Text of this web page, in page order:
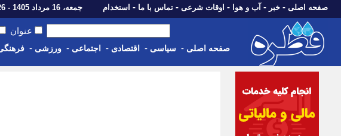
صفحه اصلی - خبر - آب و هوا - اوقات شرعی - تماس با ما - استخدام جمعه، 16 مرداد 1405 - Fri, 07th Aug 2026
عنوان
صفحه اصلی - سیاسی - اقتصادی - اجتماعی - ورزشی -